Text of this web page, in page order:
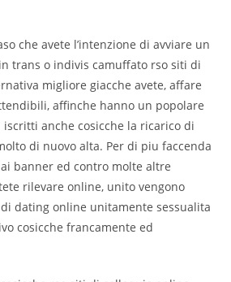
che avete l’intenzione di avviare un
trans o indivis camuffato rso siti di
migliore giacche avete, affare
affinche hanno un popolare
anche cosicche la ricarico di
di nuovo alta. Per di piu faccenda
banner ed contro molte altre
rilevare online, unito vengono
dating online unitamente sessualita
cosicche francamente ed